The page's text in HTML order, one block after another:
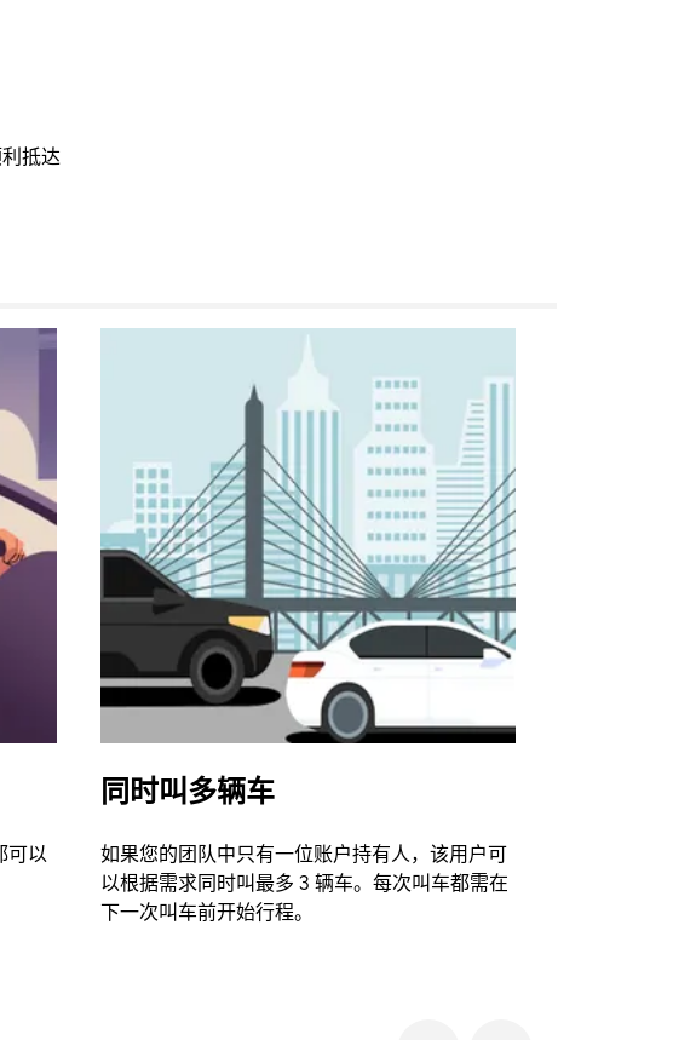
抵达
可以
同时叫多辆车
如果您的团队中只有一位账户持有人，该用户可
以根据需求同时叫最多 3 辆车。每次叫车都需在
下一次叫车前开始行程。